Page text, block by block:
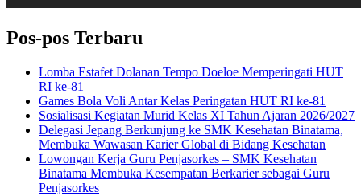
Pos-pos Terbaru
Lomba Estafet Dolanan Tempo Doeloe Memperingati HUT
RI ke-81
Games Bola Voli Antar Kelas Peringatan HUT RI ke-81
Sosialisasi Kegiatan Murid Kelas XI Tahun Ajaran 2026/2027
Delegasi Jepang Berkunjung ke SMK Kesehatan Binatama,
Membuka Wawasan Karier Global di Bidang Kesehatan
Lowongan Kerja Guru Penjasorkes – SMK Kesehatan
Binatama Membuka Kesempatan Berkarier sebagai Guru
Penjasorkes